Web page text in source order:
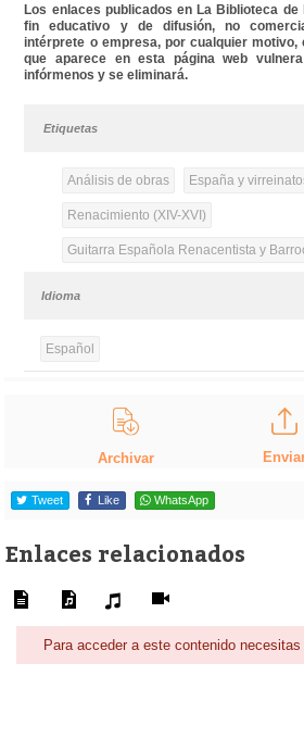
Los enlaces publicados en La Biblioteca
fin educativo y de difusión, no
intérprete o empresa, por cualquier motivo,
que aparece en esta página web
infórmenos y se eliminará.
Etiquetas
Análisis de obras España y
Renacimiento (XIV-XVI)
Guitarra Española Renacentista y
Idioma
Español
Archivar
Tweet Like WhatsApp
Enlaces relacionados
Para acceder a este contenido